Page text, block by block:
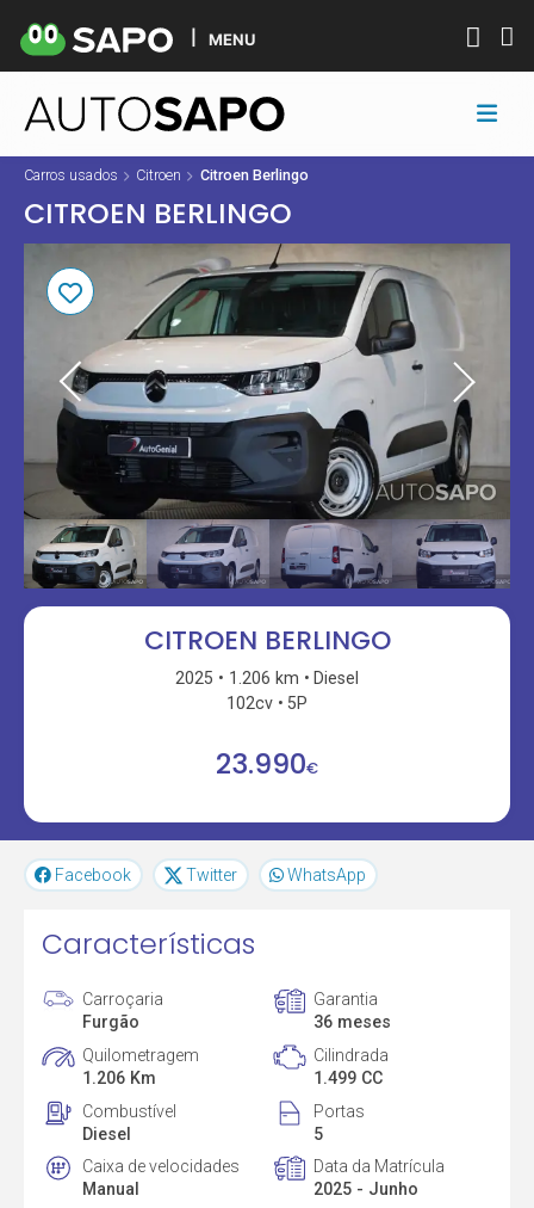
MENU
Carros usados Citroen Citroen Berlingo
CITROEN BERLINGO
CITROEN BERLINGO
2025 1.206 km
Diesel
102cv
5P
23.990€
Facebook Twitter WhatsApp
Características
Carroçaria
Furgão
Garantia
36 meses
Quilometragem
1.206 Km
Cilindrada
1.499 CC
Combustível
Diesel
Portas
5
Caixa de velocidades
Manual
Data da Matrícula
2025 - Junho